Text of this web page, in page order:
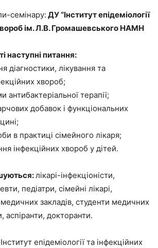
семінару: ДУ “Інститут епідеміології
ім. Л.В. Громашевського НАМН
наступні питання:
діагностики, лікування та
хвороб;
антибактеріальної терапії;
добавок і функціональних
в практиці сімейного лікаря;
інфекційних хвороб у дітей.
лікарі-інфекціоністи,
педіатри, сімейні лікарі,
закладів, студенти медичних
аспіранти, докторанти.
епідеміології та інфекційних